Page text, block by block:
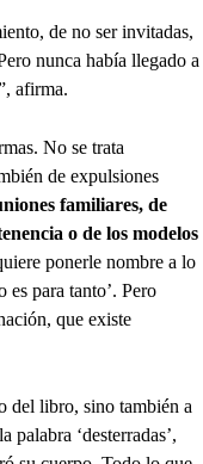
de no ser invitadas,
nunca había llegado a
afirma.
No se trata
de expulsiones
familiares, de
o de los modelos
ponerle nombre a lo
es para tanto’. Pero
que existe
del libro, sino también a
palabra ‘desterradas’,